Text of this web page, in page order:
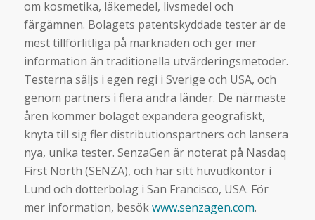
om kosmetika, läkemedel, livsmedel och
färgämnen. Bolagets patentskyddade tester är de
mest tillförlitliga på marknaden och ger mer
information än traditionella utvärderingsmetoder.
Testerna säljs i egen regi i Sverige och USA, och
genom partners i flera andra länder. De närmaste
åren kommer bolaget expandera geografiskt,
knyta till sig fler distributionspartners och lansera
nya, unika tester. SenzaGen är noterat på Nasdaq
First North (SENZA), och har sitt huvudkontor i
Lund och dotterbolag i San Francisco, USA. För
mer information, besökwww.senzagen.com.